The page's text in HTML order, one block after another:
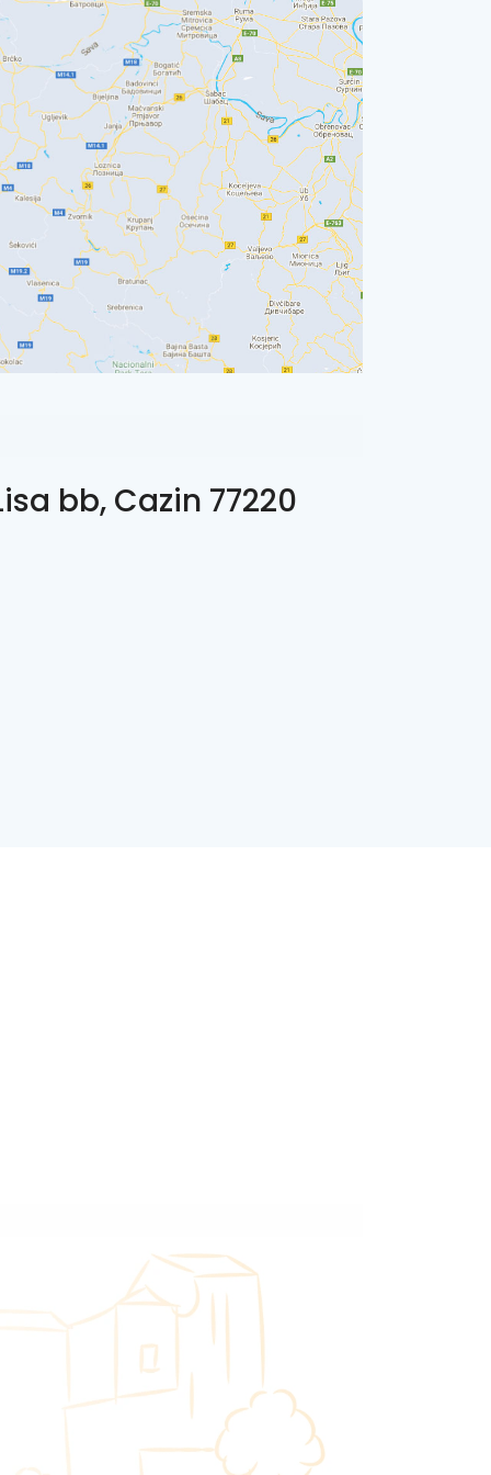
bb, Cazin 77220